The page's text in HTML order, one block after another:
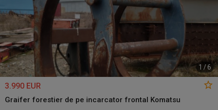
1 /6
3.990 EUR
Graifer forestier de pe incarcator frontal Komatsu